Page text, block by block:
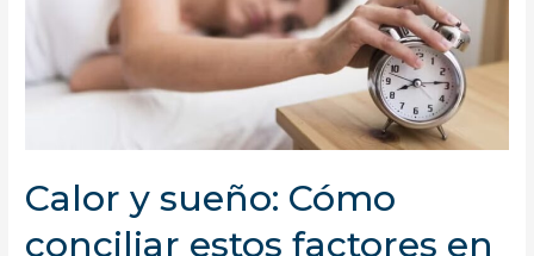
Calor y sueño: Cómo
conciliar estos factores en